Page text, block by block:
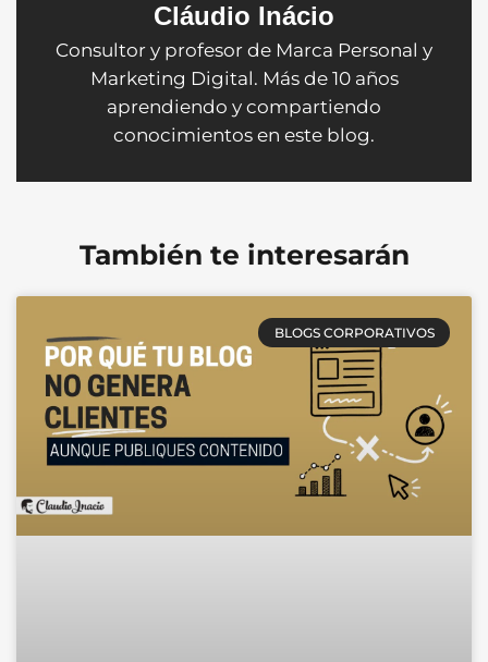
Cláudio Inácio
Consultor y profesor de Marca Personal y
Marketing Digital. Más de 10 años
aprendiendo y compartiendo
conocimientos en este blog.
También te interesarán
BLOGS CORPORATIVOS